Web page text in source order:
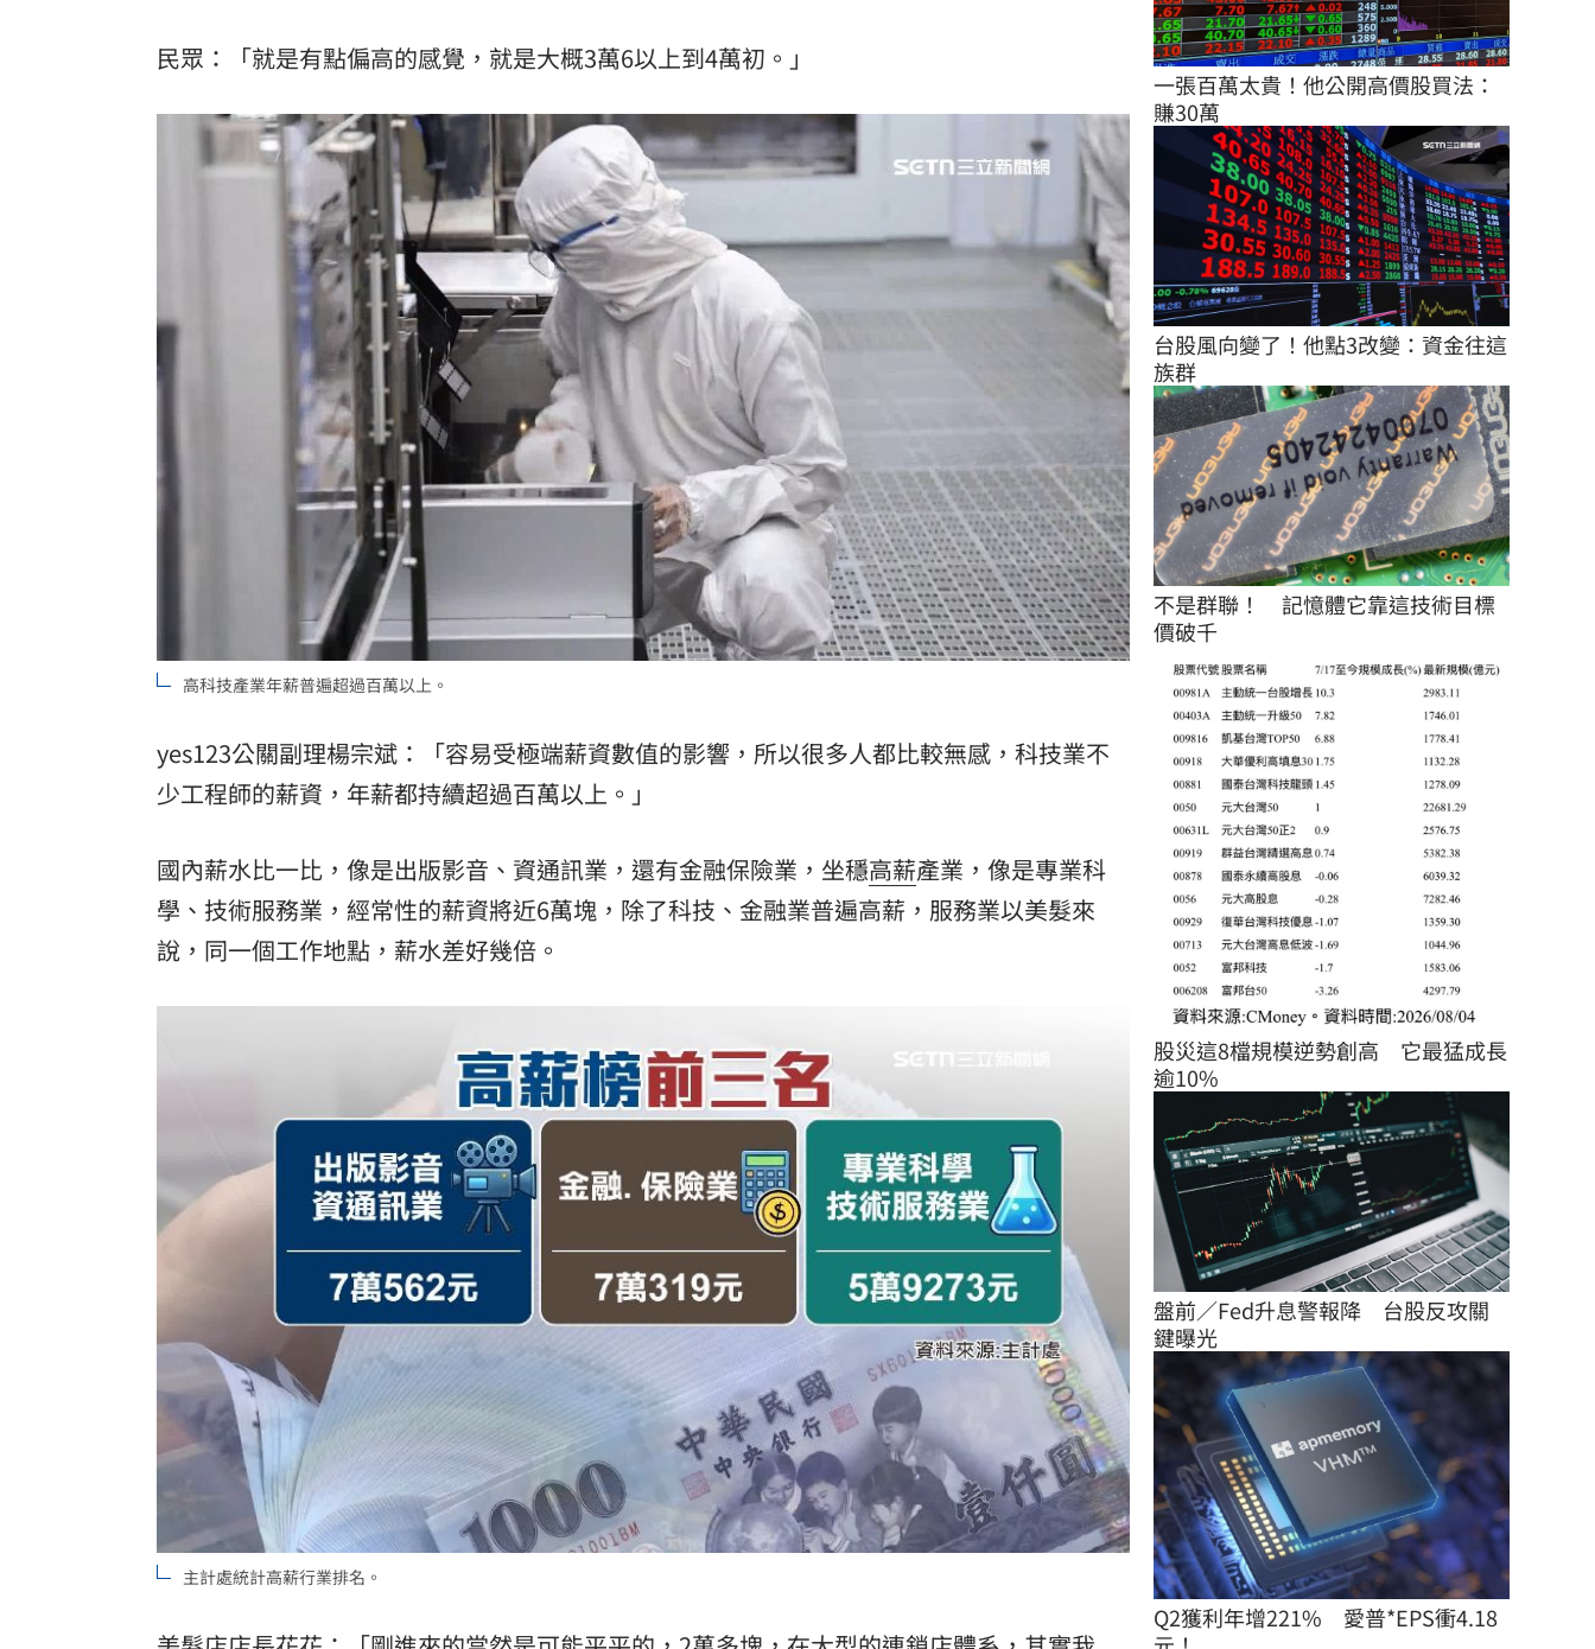
民眾：「就是有點偏高的感覺，就是大概3萬6以上到4萬初。」
高科技產業年薪普遍超過百萬以上。
yes123公關副理楊宗斌：「容易受極端薪資數值的影響，所以很多人都比較無感，科技業不
少工程師的薪資，年薪都持續超過百萬以上。」
國內薪水比一比，像是出版影音、資通訊業，還有金融保險業，坐穩高薪產業，像是專業科
學、技術服務業，經常性的薪資將近6萬塊，除了科技、金融業普遍高薪，服務業以美髮來
說，同一個工作地點，薪水差好幾倍。
主計處統計高薪行業排名。
一張百萬太貴！他公開高價股買法：
賺30萬
台股風向變了！他點3改變：資金往這
族群
不是群聯！　記憶體它靠這技術目標
價破千
股災這8檔規模逆勢創高　它最猛成長
逾10%
盤前／Fed升息警報降　台股反攻關
鍵曝光
Q2獲利年增221%　愛普*EPS衝4.18